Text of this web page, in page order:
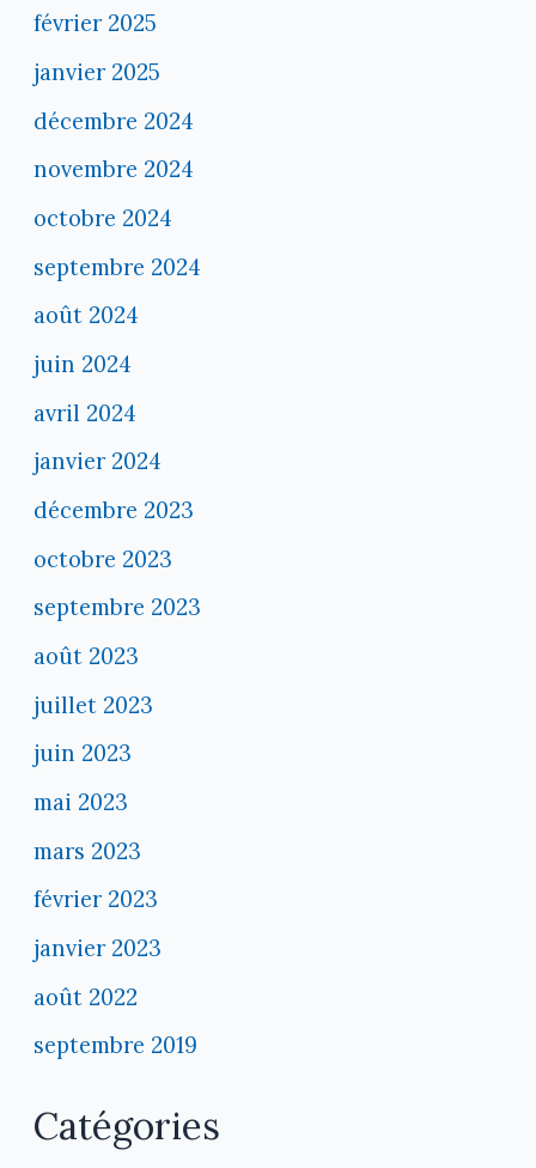
février 2025
janvier 2025
décembre 2024
novembre 2024
octobre 2024
septembre 2024
août 2024
juin 2024
avril 2024
janvier 2024
décembre 2023
octobre 2023
septembre 2023
août 2023
juillet 2023
juin 2023
mai 2023
mars 2023
février 2023
janvier 2023
août 2022
septembre 2019
Catégories